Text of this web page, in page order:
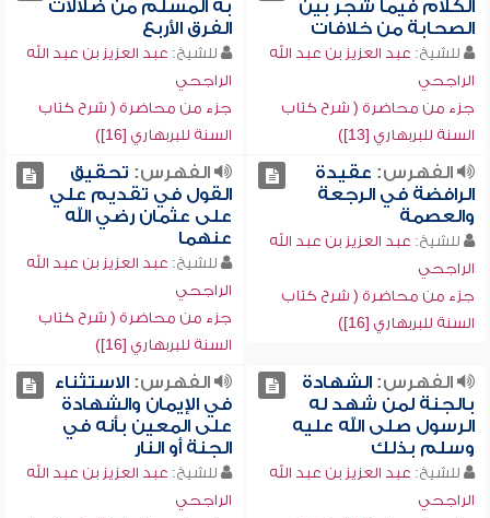
الكلام فيما شجر بين
الصحابة من خلافات
للشيخ: عبد العزيز بن عبد الله
الراجحي
جزء من محاضرة ( شرح كتاب
السنة للبربهاري [13])
به المسلم من ضلالات
الفرق الأربع
للشيخ: عبد العزيز بن عبد الله
الراجحي
جزء من محاضرة ( شرح كتاب
السنة للبربهاري [16])
الفهرس: عقيدة
الرافضة في الرجعة
والعصمة
للشيخ: عبد العزيز بن عبد الله
الراجحي
جزء من محاضرة ( شرح كتاب
السنة للبربهاري [16])
الفهرس: تحقيق
القول في تقديم علي
على عثمان رضي الله
عنهما
للشيخ: عبد العزيز بن عبد الله
الراجحي
جزء من محاضرة ( شرح كتاب
السنة للبربهاري [16])
الفهرس:الشهادة
بالجنة لمن شهد له
الرسول صلى الله عليه
وسلم بذلك
للشيخ: عبد العزيز بن عبد الله
الراجحي
الفهرس:الاستثناء
في الإيمان والشهادة
على المعين بأنه في
الجنة أو النار
للشيخ: عبد العزيز بن عبد الله
الراجحي